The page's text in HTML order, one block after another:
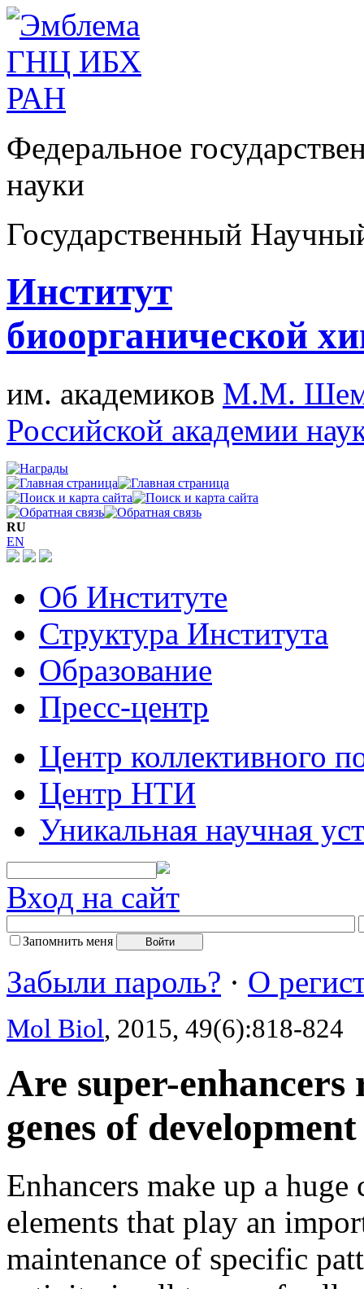
Федеральное
науки
Государственный
Институт
биоорганической
им. академиков М.М.
Российской академии
RU
EN
Об Институте
Структура Института
Образование
Пресс-центр
Центр коллективного
Центр НТИ
Уникальная научная
Вход на сайт
Запомнить меня
Забыли пароль? · О
Mol Biol, 2015, 49(6):818-824
Are super-
genes of
Enhancers make up a
elements that play an
maintenance of specific